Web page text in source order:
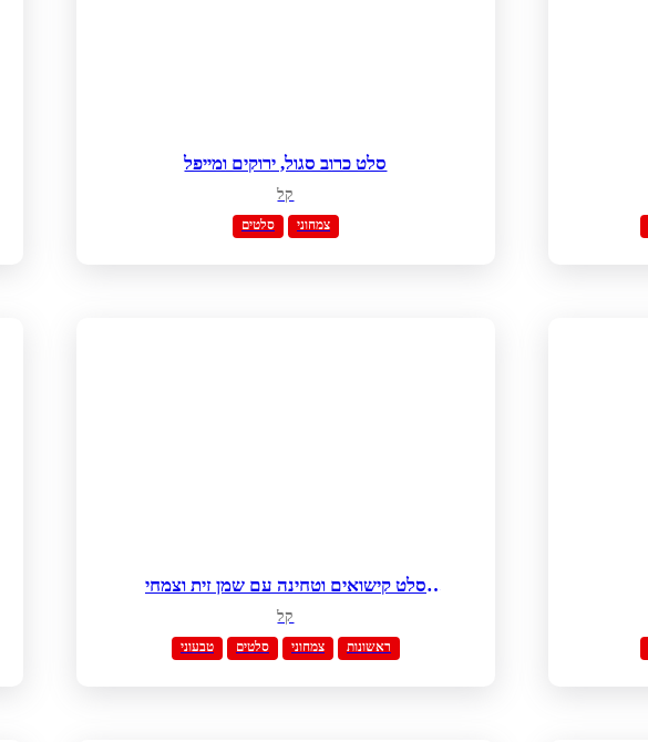
סלט כרוב סגול, ירוקים ומייפל
קל
סלטים צמחוני
סלט קישואים וטחינה עם שמן זית וצמחי
תבלין
קל
טבעוני סלטים צמחוני ראשונות